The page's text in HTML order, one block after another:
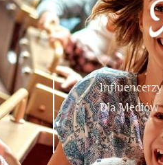
Influencerzy
Dla Mediów